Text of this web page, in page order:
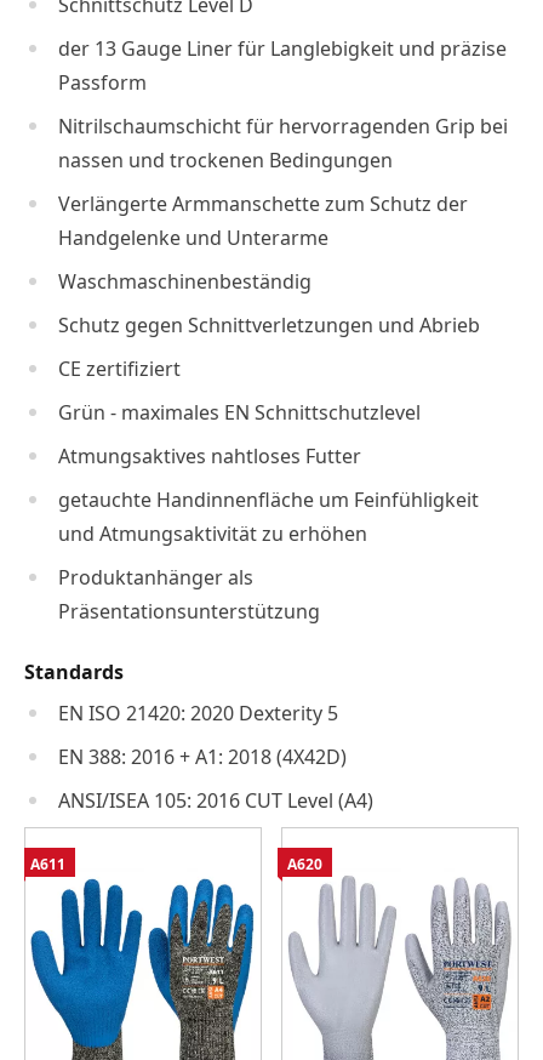
der 13 Gauge Liner für Langlebigkeit und präzise
Passform
Nitrilschaumschicht für hervorragenden Grip bei
nassen und trockenen Bedingungen
Verlängerte Armmanschette zum Schutz der
Handgelenke und Unterarme
Waschmaschinenbeständig
Schutz gegen Schnittverletzungen und Abrieb
CE zertifiziert
Grün - maximales EN Schnittschutzlevel
Atmungsaktives nahtloses Futter
getauchte Handinnenfläche um Feinfühligkeit
und Atmungsaktivität zu erhöhen
Produktanhänger als
Präsentationsunterstützung
Standards
EN ISO 21420: 2020 Dexterity 5
EN 388: 2016 + A1: 2018 (4X42D)
ANSI/ISEA 105: 2016 CUT Level (A4)
A611 A620